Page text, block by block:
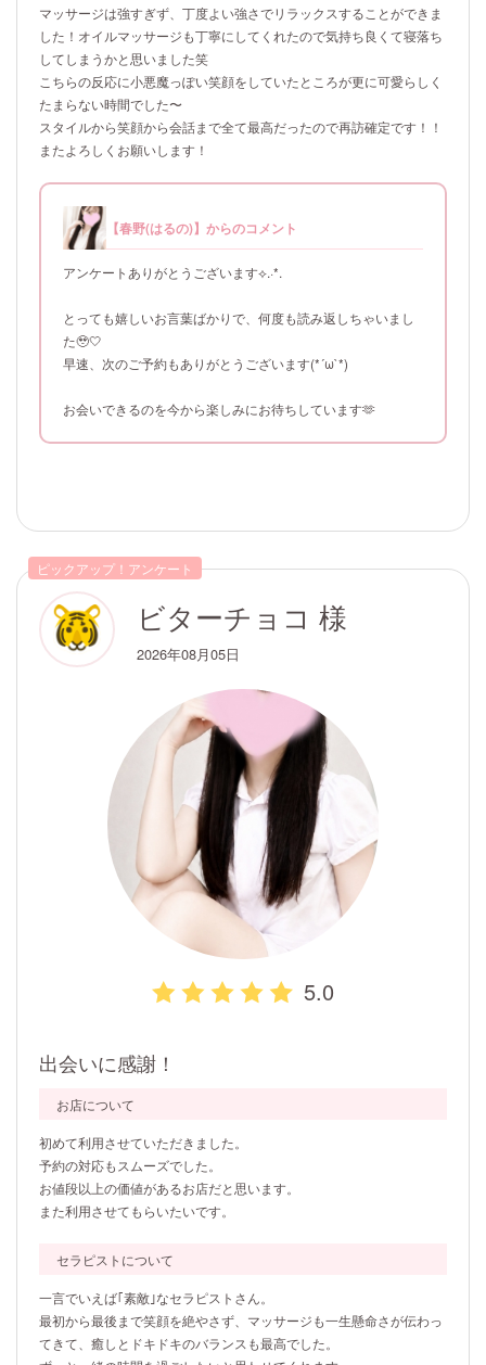
マッサージは強すぎず、丁度よい強さでリラックスすることができま
した！オイルマッサージも丁寧にしてくれたので気持ち良くて寝落ち
してしまうかと思いました笑
こちらの反応に小悪魔っぽい笑顔をしていたところが更に可愛らしく
たまらない時間でした〜
スタイルから笑顔から会話まで全て最高だったので再訪確定です！！
またよろしくお願いします！
【春野(はるの)】からのコメント
アンケートありがとうございます⟡.·*.
とっても嬉しいお言葉ばかりで、何度も読み返しちゃいまし
た🥹🤍
早速、次のご予約もありがとうございます(*´ω`*)
お会いできるのを今から楽しみにお待ちしています🫶
ピックアップ！アンケート
ビターチョコ 様
2026年08月05日
5.0
出会いに感謝！
お店について
初めて利用させていただきました。
予約の対応もスムーズでした。
お値段以上の価値があるお店だと思います。
また利用させてもらいたいです。
セラピストについて
一言でいえば｢素敵｣なセラピストさん。
最初から最後まで笑顔を絶やさず、マッサージも一生懸命さが伝わっ
てきて、癒しとドキドキのバランスも最高でした。